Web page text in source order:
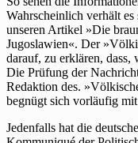
Wahrscheinlich verhält
unseren Artikel »Die
Jugoslawien«. Der
darauf, zu erklären, dass,
Die Prüfung der
Redaktion des.
begnügt sich vorläufig
Jedenfalls hat die